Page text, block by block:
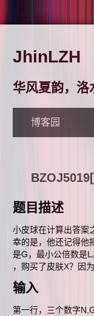
JhinLZH
华风夏韵，洛
博客园
题目描述
小皮球在计算出答案
幸的是，他还记得他
是G，最小公倍数是
，购买了皮肤X？因
输入
第一行，三个数字